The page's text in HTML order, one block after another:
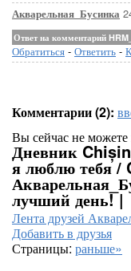
Акварельная_Бусинка
Ответ на комментарий
Обратиться - Ответить -
Комментарии (2):
Вы сейчас не
Дневник
я люблю тебя
лучший день! |
Лента друзей
Добавить в друзья
Страницы: раньше»